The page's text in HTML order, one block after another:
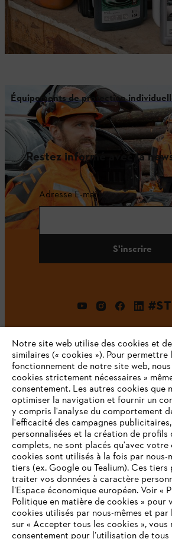
Équipements de protection
Restez informé avec la
Adresse E-mail
S'inscrire
L'Entreprise
STIHL FAQ
Contact
Notre site web utilise des cookies et
similaires (« cookies »). Pour permettre
fonctionnement de notre site web,
cookies strictement nécessaires »
consentement. Les autres cookies que
optimiser la navigation et fournir un
y compris l'analyse du comportement
l'efficacité des campagnes
personnalisées et la création de profils
complets, ne sont placés qu'avec votre
cookies sont utilisés à la fois par nous-
tiers (ex. Google ou Tealium). Ces tiers
traiter vos données à caractère
l’Espace économique européen. Voir «
Politique en matière de cookies » pour
cookies utilisés par nous-mêmes et
sur « Accepter tous les cookies », vous
consentement pour l’utilisation de